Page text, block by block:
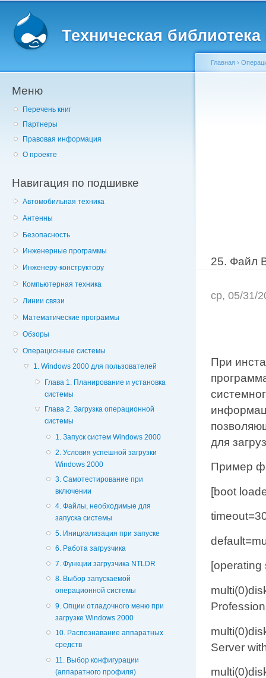
Техническая
Меню
Перечень книг
Партнеры
Правовая информация
О проекте
Навигация по подшивке
Автомобильная техника
Антенны
Безопасность
Инженерные программы
Инженеру-конструктору
Компьютерная техника
Линии связи
Математические программы
Обзоры
Операционные системы
1. Windows 2000 для пользователей
Глава 1. Планирование и установка
системы
Глава 2. Загрузка операционной
системы
1. Запуск систем Windows 2000
2. Условия успешной загрузки
Windows 2000
3. Самотестирование при
включении
4. Файлы, необходимые для
запуска системы
5. Инициализация при запуске
6. Работа загрузчика
7. Функции загрузчика NTLDR
8. Выбор запускаемой
операционной системы
9. Опции отладочного меню при
загрузке Windows 2000
10. Распознавание аппаратных
средств
11. Выбор конфигурации
(аппаратного профиля)
Главная ›
25. Файл
ср, 05/31/
При
для
Пример
[boot
[operating
Server